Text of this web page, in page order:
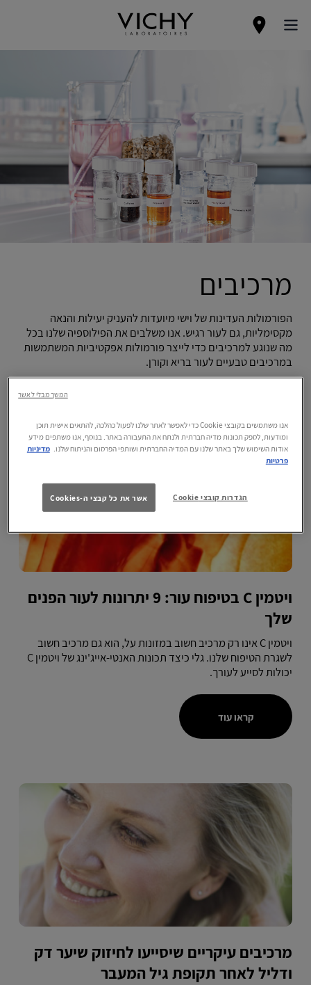
מרכיבים
הפורמולות העדינות של וישי מיועדות להעניק יעילות והנאה
מקסימליות, גם לעור רגיש. אנו משלבים את הפילוספיה שלנו בכל
מה שנוגע למרכיבים כדי לייצר פורמולות אפקטיביות המשתמשות
במרכיבים טבעיים לעור בריא וקורן.
ויטמין C בטיפוח עור: 9 יתרונות לעור הפנים
שלך
ויטמין C אינו רק מרכיב חשוב במזונות על, הוא גם מרכיב חשוב
לשגרת הטיפוח שלנו. גלי כיצד תכונות האנטי-אייג'ינג של ויטמין C
יכולות לסייע לעורך.
קראו עוד
מרכיבים עיקריים שיסייעו לחיזוק שיער דק
ודליל לאחר תקופת גיל המעבר
אנו משתמשים בקובצי Cookie כדי לאפשר לאתר שלנו לפעול כהלכה, להתאים אישית תוכן
ומודעות, לספק תכונות מדיה חברתית ולנתח את התעבורה באתר. בנוסף, אנו משתפים מידע
אודות השימוש שלך באתר שלנו עם המדיה החברתית ושותפי הפרסום והניתוח שלנו. מדיניות
פרטיות
הגדרות קובצי Cookie אשר את כל קבצי ה-Cookies
המשך מבלי לאשר